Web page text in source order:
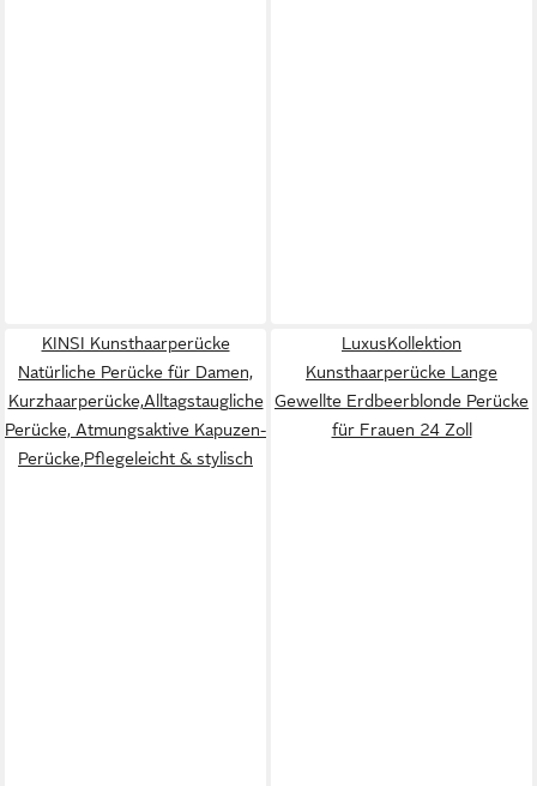
KINSI Kunsthaarperücke
Natürliche Perücke für Damen,
Kurzhaarperücke,Alltagstaugliche
Perücke, Atmungsaktive Kapuzen-
Perücke,Pflegeleicht & stylisch
LuxusKollektion
Kunsthaarperücke Lange
Gewellte Erdbeerblonde Perücke
für Frauen 24 Zoll